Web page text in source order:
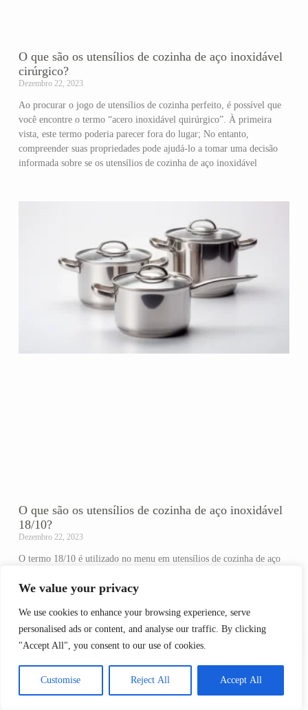
We value your privacy
We use cookies to enhance your browsing experience, serve
personalised ads or content, and analyse our traffic. By clicking
"Accept All", you consent to our use of cookies.
Customise Reject All Accept All
O que são os utensílios de cozinha de aço inoxidável
cirúrgico?
Dezembro 22, 2023
Ao procurar o jogo de utensílios de cozinha perfeito, é possível que
você encontre o termo “acero inoxidável quirúrgico”. À primeira
vista, este termo poderia parecer fora do lugar; No entanto,
compreender suas propriedades pode ajudá-lo a tomar uma decisão
informada sobre se os utensílios de cozinha de aço inoxidável
O que são os utensílios de cozinha de aço inoxidável
18/10?
Dezembro 22, 2023
O termo 18/10 é utilizado no menu em utensílios de cozinha de aço
descobri-lo. Entendendo os números: 18/10 O aço inoxidável 18/10 é
no menu em utensílios de